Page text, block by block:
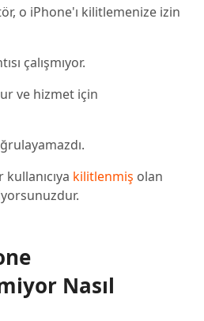
o iPhone'ı kilitlemenize izin
çalışmıyor.
ve hizmet için
kilitlenmiş olan
Nasıl